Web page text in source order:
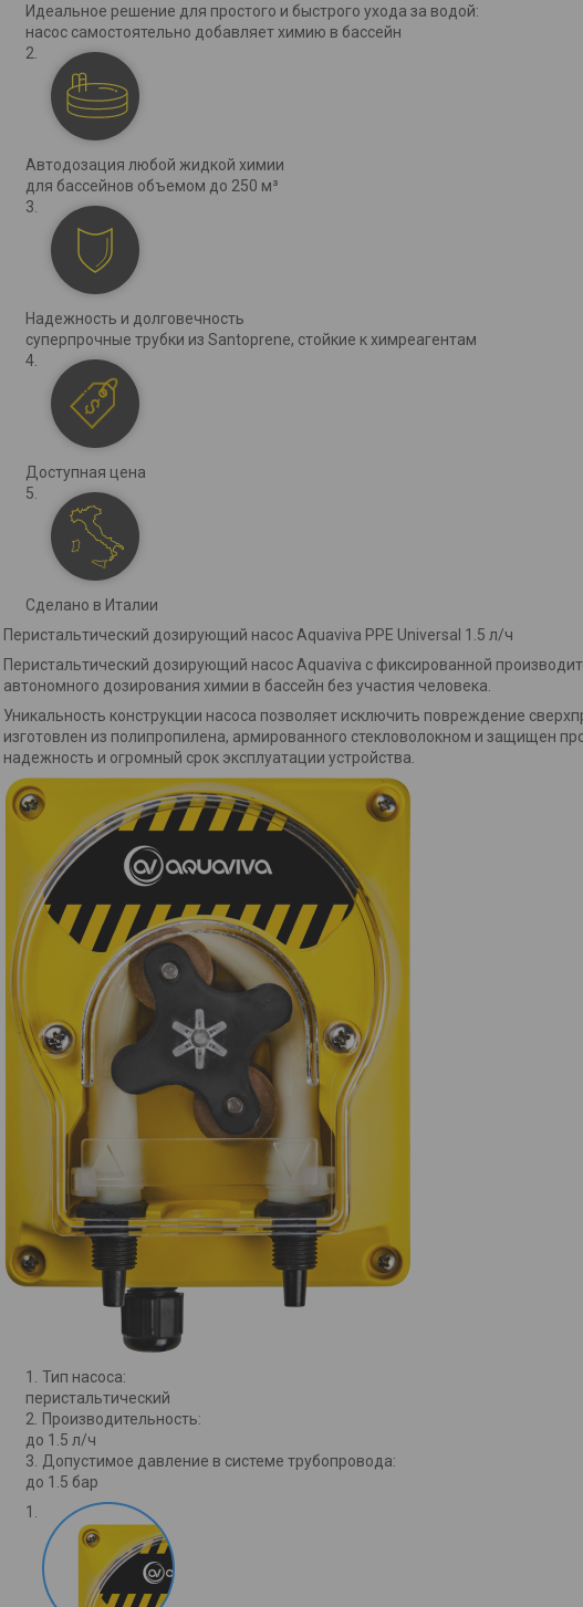
Идеальное решение для простого и быстрого ухода за водой:
насос самостоятельно добавляет химию в бассейн
Автодозация любой жидкой химии
для бассейнов объемом до 250 м³
Надежность и долговечность
суперпрочные трубки из Santoprene, стойкие к химреагентам
Доступная цена
Сделано в Италии
Перистальтический дозирующий насос Aquaviva PPE Universal 1.5 л/ч
Перистальтический дозирующий насос Aquaviva с фиксированной
автономного дозирования химии в бассейн без участия человека.
Уникальность конструкции насоса позволяет исключить повреждение
изготовлен из полипропилена, армированного стекловолокном и защищен
надежность и огромный срок эксплуатации устройства.
Тип насоса:
перистальтический
Производительность:
до 1.5 л/ч
Допустимое давление в системе трубопровода:
до 1.5 бар